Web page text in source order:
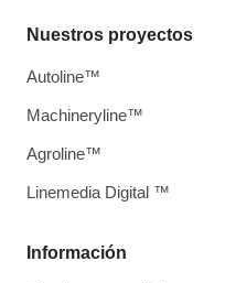
Información
Nuestros proyectos
Autoline™
Machineryline™
Agroline™
Linemedia Digital ™